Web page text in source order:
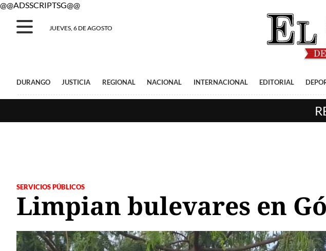
@@ADSSCRIPTSG@@
JUEVES, 6 DE AGOSTO
DURANGO JUSTICIA REGIONAL NACIONAL INTERNACIONAL EDITORIAL
SERVICIOS PÚBLICOS
Limpian bulevares en